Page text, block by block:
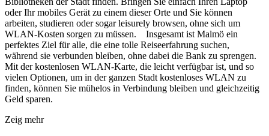
oder Ihr mobiles Gerät zu einem dieser Orte und Sie können
arbeiten, studieren oder sogar leisurely browsen, ohne sich um
WLAN-Kosten sorgen zu müssen. Insgesamt ist Malmö ein
perfektes Ziel für alle, die eine tolle Reiseerfahrung suchen,
während sie verbunden bleiben, ohne dabei die Bank zu sprengen.
Mit der kostenlosen WLAN-Karte, die leicht verfügbar ist, und so
vielen Optionen, um in der ganzen Stadt kostenloses WLAN zu
finden, können Sie mühelos in Verbindung bleiben und gleichzeitig
Geld sparen.
Zeig mehr